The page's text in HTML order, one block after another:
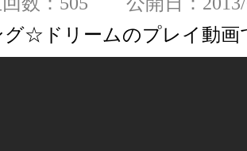
グ☆ドリームのプレイ動画